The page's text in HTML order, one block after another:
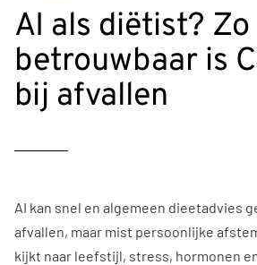
AI als diëtist? Zo
betrouwbaar is
bij afvallen
AI kan snel en algemeen dieetadvies
afvallen, maar mist persoonlijke
kijkt naar leefstijl, stress, hormonen